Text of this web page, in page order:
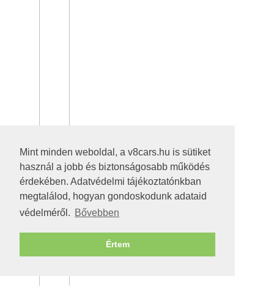
Mint minden weboldal, a v8cars.hu is sütiket
használ a jobb és biztonságosabb működés
érdekében. Adatvédelmi tájékoztatónkban
megtalálod, hogyan gondoskodunk adataid
védelméről. Bővebben
Értem